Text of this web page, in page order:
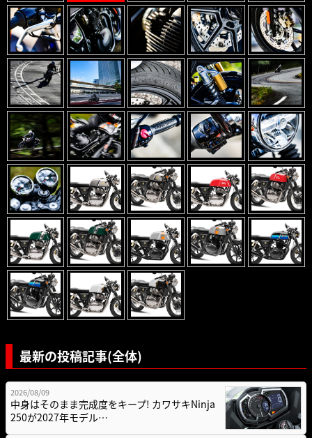
最新の投稿記事(全体)
2026/08/09
中身はそのまま完成度をキープ! カワサキNinja
250が2027年モデル…